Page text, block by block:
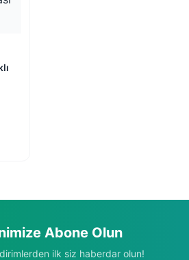
Abone Olun
ilk siz haberdar olun!